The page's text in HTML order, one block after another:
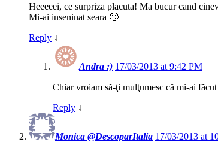
Heeeeei, ce surpriza placuta! Ma bucur cand
Mi-ai inseninat seara 🙂
Reply ↓
Andra :) 17/03/2013 at 9:42 PM
Chiar vroiam să-ţi mulţumesc că mi-ai
Reply ↓
Monica @DescoparItalia 17/03/2013 at